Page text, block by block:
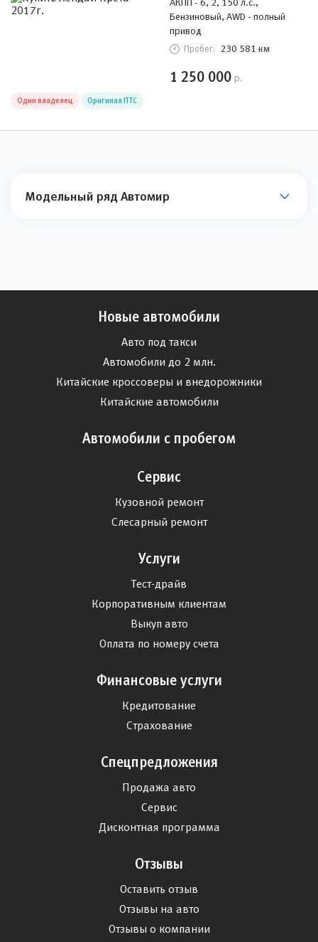
Бензиновый, AWD - полный
привод
Пробег: 230 581 км
1 250 000 р.
Один владелец Оригинал ПТС
Модельный ряд Автомир
Новые автомобили
Авто под такси
Автомобили до 2 млн.
Китайские кроссоверы и внедорожники
Китайские автомобили
Автомобили с пробегом
Сервис
Кузовной ремонт
Слесарный ремонт
Услуги
Тест-драйв
Корпоративным клиентам
Выкуп авто
Оплата по номеру счета
Финансовые услуги
Кредитование
Страхование
Спецпредложения
Продажа авто
Сервис
Дисконтная программа
Отзывы
Оставить отзыв
Отзывы на авто
Отзывы о компании